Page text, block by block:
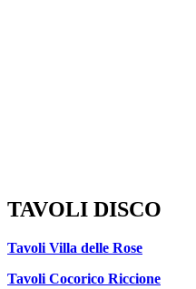
TAVOLI DISCO
Tavoli Villa delle Rose
Tavoli Cocorico Riccione